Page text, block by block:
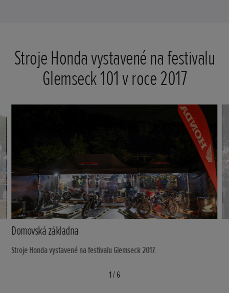
Stroje Honda vystavené na festivalu
Glemseck 101 v roce 2017
Domovská základna
Stroje Honda vystavené na festivalu Glemseck 2017.
1/6